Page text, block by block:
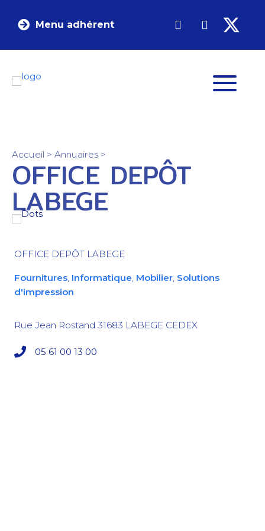
Menu adhérent
Accueil > Annuaires >
OFFICE DEPÔT
LABEGE
OFFICE DEPÔT LABEGE
Fournitures, Informatique, Mobilier, Solutions
d'impression
Rue Jean Rostand 31683 LABEGE CEDEX
05 61 00 13 00